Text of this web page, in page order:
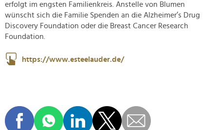
erfolgt im engsten Familienkreis. Anstelle von Blumen
wünscht sich die Familie Spenden an die Alzheimer’s Drug
Discovery Foundation oder die Breast Cancer Research
Foundation.
https://www.esteelauder.de/